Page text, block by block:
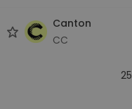
Canton
CC
25